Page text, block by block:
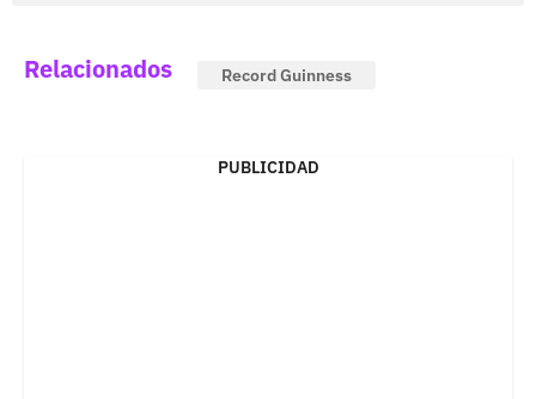
Relacionados Record Guinness
PUBLICIDAD